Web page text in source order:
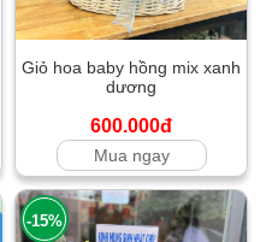
Giỏ hoa baby hồng mix xanh
dương
600.000đ
Mua ngay
-15%